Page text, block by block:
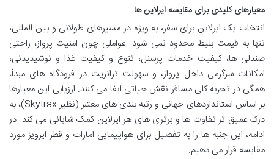
معیارهای کلیدی برای مقایسه ایرلاین ها
انتخاب یک ایرلاین برای سفر، به ویژه در مسیرهای طولانی و بین المللی،
تنها به قیمت بلیط محدود نمی شود. عواملی چون امنیت پرواز، راحتی
صندلی ها، کیفیت خدمات پرسنل، تنوع و کیفیت غذا و نوشیدیدنی،
امکانات سرگرمی داخل پرواز، و سهولت ترانزیت در فرودگاه های مبدأ،
همگی در تجربه کلی مسافر نقش حیاتی ایفا می کنند. ارزیابی این معیارها
بر اساس استانداردهای جهانی و رتبه بندی های معتبر (نظیر Skytrax)، به
درک عمیق تر تفاوت ها و برتری های هر ایرلاین کمک شایانی می کند. در
ادامه، این جنبه ها را به تفصیل برای هواپیمایی امارات و قطر ایرویز مورد
مقایسه قرار می دهیم.